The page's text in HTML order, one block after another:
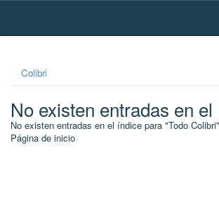
Skip
Colibri
No existen entradas en
No existen entradas en el índice para "Todo
Página de inicio